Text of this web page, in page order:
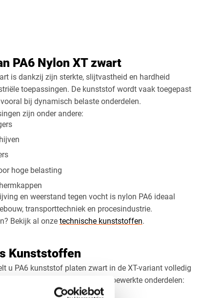
PA6 Nylon XT zwart
is dankzij zijn sterkte, slijtvastheid en hardheid
toepassingen. De kunststof wordt vaak toegepast
bij dynamisch belaste onderdelen.
zijn onder andere:
hoge belasting
en weerstand tegen vocht is nylon PA6 ideaal
transporttechniek en procesindustrie.
Bekijk al onze technische kunststoffen.
Kunststoffen
u PA6 kunststof platen zwart in de XT-variant volledig
een enkel product of een serie bewerkte onderdelen:
de millimeter nauwkeurig.